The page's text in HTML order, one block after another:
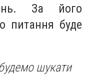
За його
питання буде
шукати